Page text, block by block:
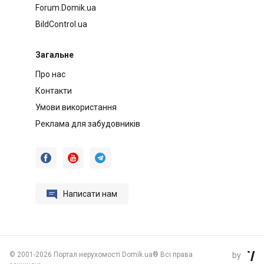
Forum.Domik.ua
BildControl.ua
Загальне
Про нас
Контакти
Умови використання
Реклама для забудовників
  
 Написати нам
© 2001-2026 Портал нерухомості Domik.ua® Всі права
by 